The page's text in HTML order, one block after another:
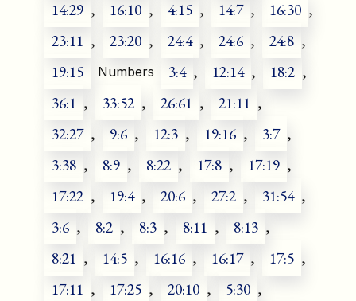
14:29 , 16:10 , 4:15 , 14:7 , 16:30 ,
23:11 , 23:20 , 24:4 , 24:6 , 24:8 ,
19:15
Numbers 3:4 , 12:14 , 18:2 ,
36:1 , 33:52 , 26:61 , 21:11 ,
32:27 , 9:6 , 12:3 , 19:16 , 3:7 ,
3:38 , 8:9 , 8:22 , 17:8 , 17:19 ,
17:22 , 19:4 , 20:6 , 27:2 , 31:54 ,
3:6 , 8:2 , 8:3 , 8:11 , 8:13 ,
8:21 , 14:5 , 16:16 , 16:17 , 17:5 ,
17:11 , 17:25 , 20:10 , 5:30 ,